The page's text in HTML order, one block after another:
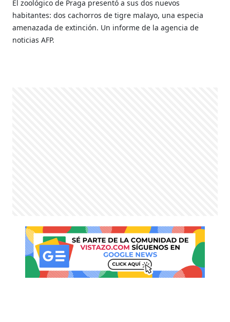
El zoológico de Praga presentó a sus dos nuevos
habitantes: dos cachorros de tigre malayo, una especia
amenazada de extinción. Un informe de la agencia de
noticias AFP.